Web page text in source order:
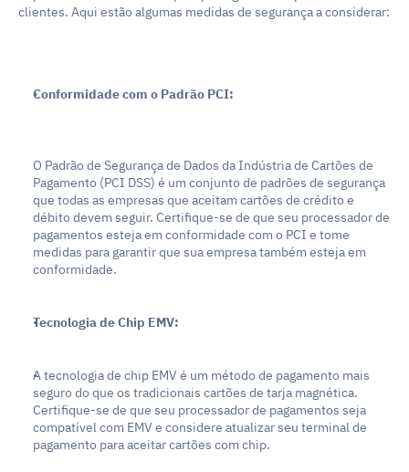
clientes. Aqui estão algumas medidas de segurança a considerar:
Conformidade com o Padrão PCI:
O Padrão de Segurança de Dados da Indústria de Cartões de
Pagamento (PCI DSS) é um conjunto de padrões de segurança
que todas as empresas que aceitam cartões de crédito e
débito devem seguir. Certifique-se de que seu processador de
pagamentos esteja em conformidade com o PCI e tome
medidas para garantir que sua empresa também esteja em
conformidade.
Tecnologia de Chip EMV:
A tecnologia de chip EMV é um método de pagamento mais
seguro do que os tradicionais cartões de tarja magnética.
Certifique-se de que seu processador de pagamentos seja
compatível com EMV e considere atualizar seu terminal de
pagamento para aceitar cartões com chip.